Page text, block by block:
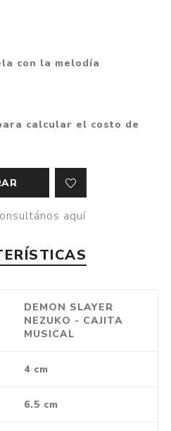
con la melodía
calcular el costo de
aquí
DEMON SLAYER
NEZUKO - CAJITA
MUSICAL
4 cm
6.5 cm